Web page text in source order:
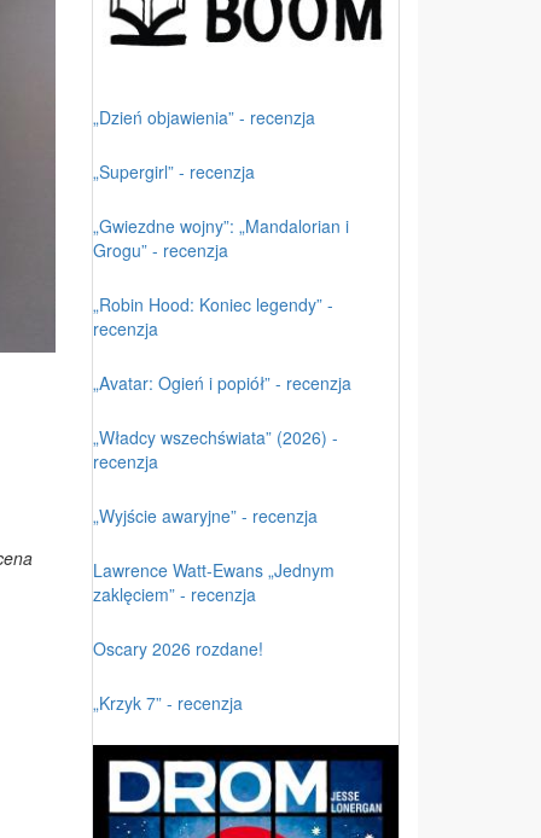
„Dzień objawienia” - recenzja
„Supergirl” - recenzja
„Gwiezdne wojny”: „Mandalorian i
Grogu” - recenzja
„Robin Hood: Koniec legendy” -
recenzja
„Avatar: Ogień i popiół” - recenzja
„Władcy wszechświata” (2026) -
recenzja
„Wyjście awaryjne” - recenzja
Lawrence Watt-Ewans „Jednym
zaklęciem” - recenzja
Oscary 2026 rozdane!
„Krzyk 7” - recenzja